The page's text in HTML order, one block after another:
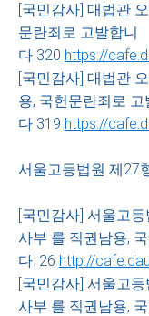
[국민감사] 대법관
문란죄로 고발합니
다 320 https://
[국민감사] 대법관
용, 국헌문란죄로 고
다 319 https://
서울고등법원 제27
[국민감사] 서울고
사부 를 직권남용,
다. 26 http://
[국민감사] 서울고
사부 를 직권남용,